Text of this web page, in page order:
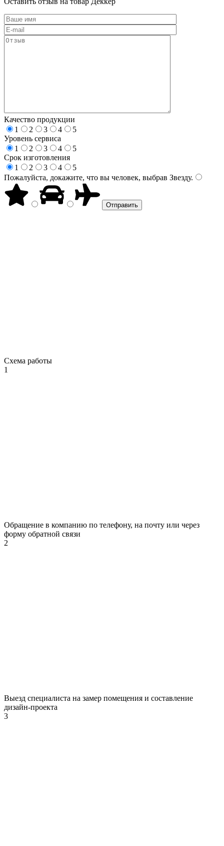
Качество продукции
1
2 3 4
5
Уровень сервиса
1
2 3 4
5
Срок изготовления
1
2 3 4
5
Пожалуйста, докажите, что вы человек, выбрав Звезду.
Схема работы
1
Обращение в компанию по телефону, на почту или через
форму обратной связи
2
Выезд специалиста на замер помещения и составление
дизайн-проекта
3